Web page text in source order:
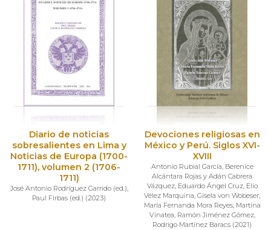
Diario de noticias
sobresalientes en Lima y
Noticias de Europa (1700-
1711), volumen 2 (1706-
1711)
José Antonio Rodríguez Garrido (ed.),
Paul Firbas (ed.) (2023)
Devociones religiosas en
México y Perú. Siglos XVI-
XVIII
Antonio Rubial García, Berenice
Alcántara Rojas y Adán Cabrera
Vázquez, Eduardo Ángel Cruz, Elio
Vélez Marquina, Gisela von Wobeser,
María Fernanda Mora Reyes, Martina
Vinatea, Ramón Jiménez Gómez,
Rodrigo Martínez Baracs (2021)